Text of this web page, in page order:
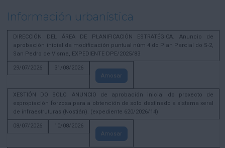
Información urbanística
DIRECCIÓN DEL ÁREA DE PLANIFICACIÓN ESTRATÉGICA. Anuncio de
aprobación inicial da modificación puntual núm 4 do Plan Parcial do S-2,
San Pedro de Visma, EXPEDIENTE DPE/2025/83
29/07/2026
31/08/2026
Amosar
XESTIÓN DO SOLO. ANUNCIO de aprobación inicial do proxecto de
expropiación forzosa para a obtención de solo destinado a sistema xeral
de infraestruturas (Nostián). (expediente 620/2026/14)
08/07/2026
10/08/2026
Amosar